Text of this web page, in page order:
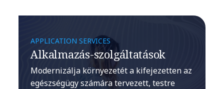
APPLICATION SERVICES
Alkalmazás-szolgáltatások
Modernizálja környezetét a kifejezetten az
egészségügy számára tervezett, testre